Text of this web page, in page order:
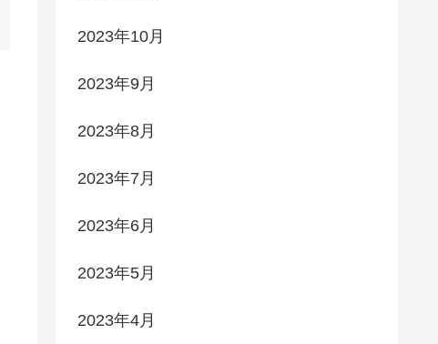
2023年10月
2023年9月
2023年8月
2023年7月
2023年6月
2023年5月
2023年4月